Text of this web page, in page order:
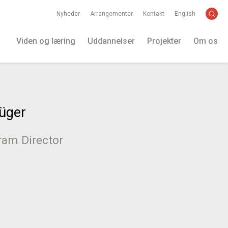
Nyheder Arrangementer Kontakt English
Viden og læring Uddannelser Projekter Om os
Director